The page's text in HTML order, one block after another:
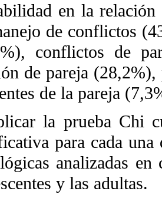
en la
de conflictos
conflictos de
de pareja (28,2%),
de la pareja
la prueba Chi
para cada
analizadas
y las adultas.